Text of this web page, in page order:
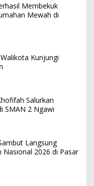
Membekuk
Mewah di
Kunjungi
Salurkan
SMAN 2 Ngawi
Langsung
Nasional 2026 di Pasar